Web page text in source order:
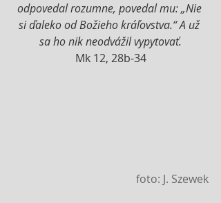
odpovedal rozumne, povedal mu: „Nie
si ďaleko od Božieho kráľovstva.“ A už
sa ho nik neodvážil vypytovať.
Mk 12, 28b-34
foto: J. Szewek